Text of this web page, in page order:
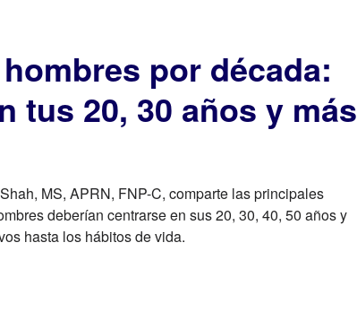
por década:
tus 20, 30 años y más
MS, APRN, FNP-C, comparte las principales
deberían centrarse en sus 20, 30, 40, 50 años y
hasta los hábitos de vida.